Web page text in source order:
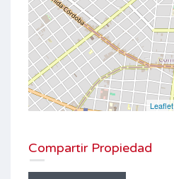
Leaflet
Compartir Propiedad